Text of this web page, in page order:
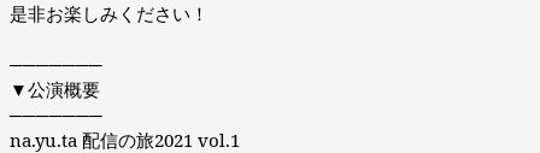
是非お楽しみください！
───────
▼公演概要
───────
na.yu.ta 配信の旅2021 vol.1